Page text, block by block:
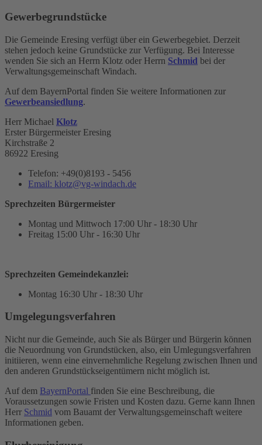
Gewerbegrundstücke
Die Gemeinde Eresing verfügt über ein Gewerbegebiet. Derzeit
stehen jedoch keine Grundstücke zur Verfügung. Bei Interesse
wenden Sie sich an Herrn Klotz oder Herrn Schmid bei der
Verwaltungsgemeinschaft Windach.
Auf dem BayernPortal finden Sie weitere Informationen zur
Gewerbeansiedlung.
Herr Michael Klotz
Erster Bürgermeister Eresing
Kirchstraße 2
86922 Eresing
Telefon: +49(0)8193 - 5456
Email: klotz@vg-windach.de
Sprechzeiten Bürgermeister
Montag und Mittwoch 17:00 Uhr - 18:30 Uhr
Freitag 15:00 Uhr - 16:30 Uhr
Sprechzeiten Gemeindekanzlei:
Montag 16:30 Uhr - 18:30 Uhr
Umgelegungsverfahren
Nicht nur die Gemeinde, auch Sie als Bürger und Bürgerin können
die Neuordnung von Grundstücken, also, ein Umlegungsverfahren
initiieren, wenn eine einvernehmliche Regelung zwischen Ihnen und
den anderen Grundstückseigentümern nicht möglich ist.
Auf dem BayernPortal finden Sie eine Beschreibung, die
Voraussetzungen sowie Fristen und Kosten dazu. Gerne kann Ihnen
Herr Schmid vom Bauamt der Verwaltungsgemeinschaft weitere
Informationen geben.